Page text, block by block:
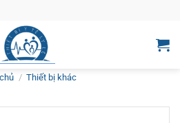
/ Thiết bị khác